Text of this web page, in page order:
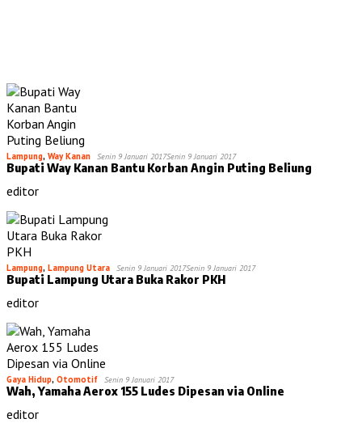
Lampung, Way Kanan Senin 9 Januari 2017Senin 9 Januari 2017
Bupati Way Kanan Bantu Korban Angin Puting Beliung
editor
Lampung, Lampung Utara Senin 9 Januari 2017Senin 9 Januari 2017
Bupati Lampung Utara Buka Rakor PKH
editor
Gaya Hidup, Otomotif Senin 9 Januari 2017
Wah, Yamaha Aerox 155 Ludes Dipesan via Online
editor